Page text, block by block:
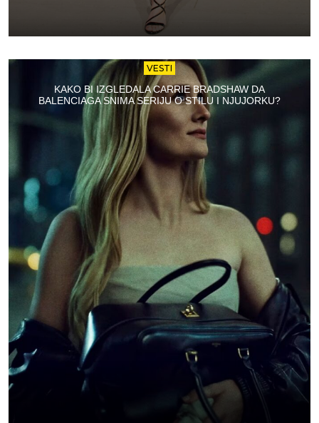
VESTI
KAKO BI IZGLEDALA CARRIE BRADSHAW DA
BALENCIAGA SNIMA SERIJU O STILU I NJUJORKU?